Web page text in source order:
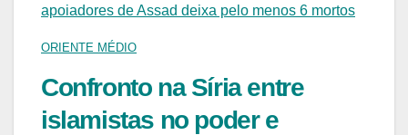
ORIENTE MÉDIO
Confronto na Síria entre
islamistas no poder e